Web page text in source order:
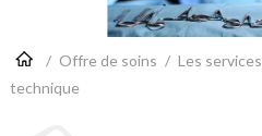
/ Offre de soins / Les services
technique